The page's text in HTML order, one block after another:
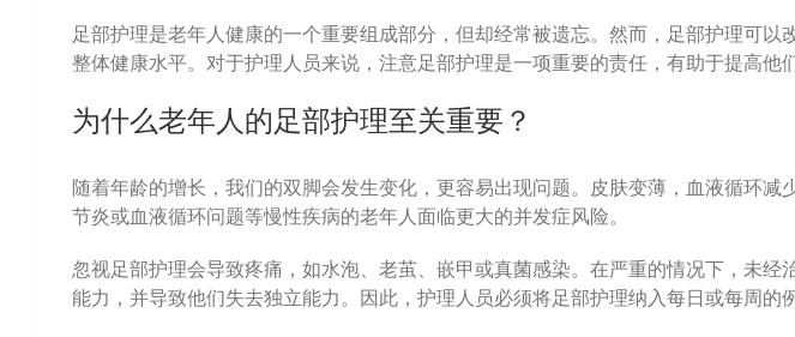
足部护理是老年人健康的一个重要组成部分，但却经常被遗忘。然而，足部护理可以
整体健康水平。对于护理人员来说，注意足部护理是一项重要的责任，有助于提高他
为什么老年人的足部护理至关重要？
随着年龄的增长，我们的双脚会发生变化，更容易出现问题。皮肤变薄，血液循环减
节炎或血液循环问题等慢性疾病的老年人面临更大的并发症风险。
忽视足部护理会导致疼痛，如水泡、老茧、嵌甲或真菌感染。在严重的情况下，未经
能力，并导致他们失去独立能力。因此，护理人员必须将足部护理纳入每日或每周的